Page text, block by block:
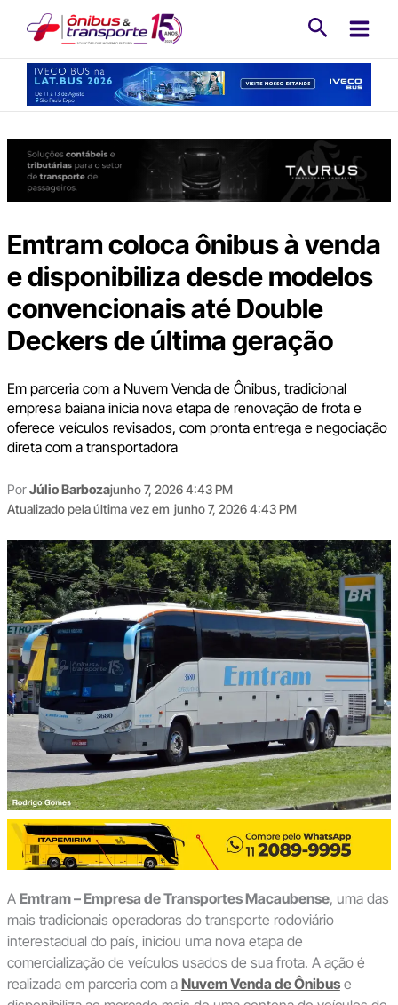
conteúdo
Emtram coloca ônibus à venda
e disponibiliza desde modelos
convencionais até Double
Deckers de última geração
Em parceria com a Nuvem Venda de Ônibus, tradicional
empresa baiana inicia nova etapa de renovação de frota e
oferece veículos revisados, com pronta entrega e negociação
direta com a transportadora
PorJúlio Barbozajunho 7, 2026 4:43 PM
Atualizado pela última vez em junho 7, 2026 4:43 PM
A Emtram – Empresa de Transportes Macaubense, uma das
mais tradicionais operadoras do transporte rodoviário
interestadual do país, iniciou uma nova etapa de
comercialização de veículos usados de sua frota. A ação é
realizada em parceria com a Nuvem Venda de Ônibuse